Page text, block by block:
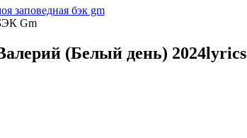
заповедная бэк gm
(Белый день) 2024lyrics